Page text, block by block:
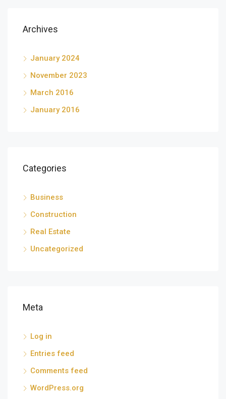
Archives
January 2024
November 2023
March 2016
January 2016
Categories
Business
Construction
Real Estate
Uncategorized
Meta
Log in
Entries feed
Comments feed
WordPress.org